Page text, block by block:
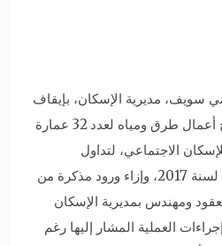
سويف، مديرية الإسكان، بإيقاف
إجراءات سحب وإعادة طرح أعمال طرق ومياه لعدد 32 عمارة
الاجتماعي، لتداول
موضوعها بالقضية رقم 120 لسنة 2017، وإزاء ورود مذكرة من
ومهندس بمديرية الإسكان
العملية المشار إليها رغم